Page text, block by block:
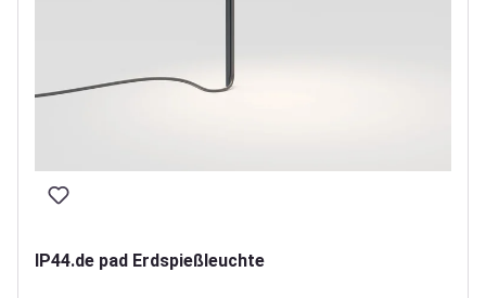
IP44.de pad Erdspießleuchte